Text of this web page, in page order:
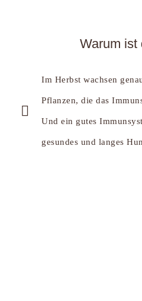
Warum ist
Im Herbst wachsen
Pflanzen, die das
Und ein gutes
gesundes und langes